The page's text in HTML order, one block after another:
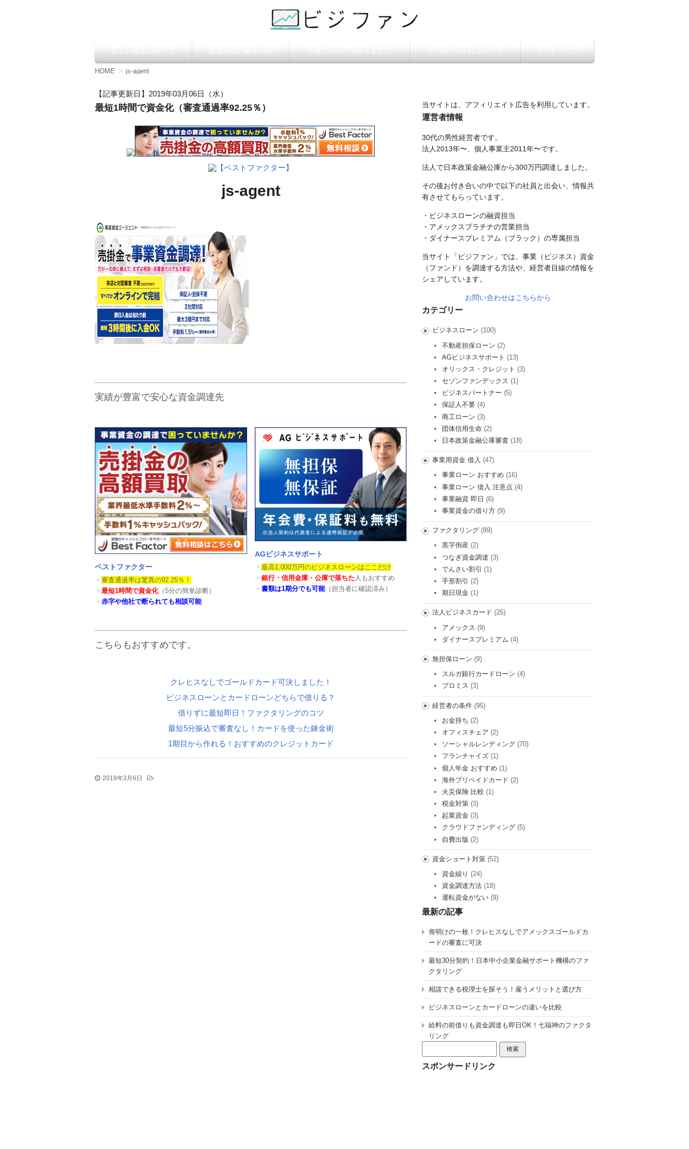
資金調達の方法【ビジファン】
ン
テ
ツ
へ
移
HOME js-agent
【記事更新日】2019年03月06日（水）
最短1時間で資金化（審査通過率92.25％）
【ベストファクター】
js-agent
実績が豊富で安心な資金調達先
ベストファクター
・ 審査通過率は驚異の92.25％！
・ 最短1時間で資金化（5分の簡単診断）
・ 赤字や他社で断られても相談可能
AGビジネスサポート
・ 最高1,000万円のビジネスローンはここだけ
・ 銀行・信用金庫・公庫で落ちた 人もおすすめ
・ 書類は1期分でも可能 （担当者に確認済み）
こちらもおすすめです。
クレヒスなしでゴールドカード可決しました！
ビジネスローンとカードローンどちらで借りる？
借りずに最短即日！ファクタリングのコツ
最短5分振込で審査なし！カードを使った錬金術
1期目から作れる！おすすめのクレジットカード
2019年3月6日
当サイトは、アフィリエイト広告を利用しています。
運営者情報
30代の男性経営者です。
法人2013年〜、個人事業主2011年〜です。
法人で日本政策金融公庫から300万円調達しました。
その後お付き合いの中で以下の社員と出会い、情報共
有させてもらっています。
・ビジネスローンの融資担当
・アメックスプラチナの営業担当
・ダイナースプレミアム（ブラック）の専属担当
当サイト「ビジファン」では、事業（ビジネス）資金
（ファンド）を調達する方法や、経営者目線の情報を
シェアしています。
お問い合わせはこちらから
カテゴリー
ビジネスローン (100)
不動産担保ローン (2)
AGビジネスサポート (13)
オリックス・クレジット (3)
セゾンファンデックス (1)
ビジネスパートナー (5)
保証人不要 (4)
商工ローン (3)
団体信用生命 (2)
日本政策金融公庫審査 (18)
事業用資金 借入 (47)
事業ローン おすすめ (16)
事業ローン 借入 注意点 (4)
事業融資 即日 (6)
事業資金の借り方 (9)
ファクタリング(89)
黒字倒産 (2)
つなぎ資金調達 (3)
でんさい割引 (1)
手形割引
(2)
期日現金 (1)
法人ビジネスカード (26)
アメックス (9)
ダイナースプレミアム (4)
無担保ローン (9)
スルガ銀行カードローン (4)
プロミス (3)
経営者の条件(95)
お金持ち (2)
オフィスチェア (2)
ソーシャルレンディング (70)
フランチャイズ (1)
個人年金 おすすめ (1)
海外プリペイドカード (2)
火災保険 比較 (1)
税金対策 (3)
起業資金 (3)
クラウドファンディング (5)
自費出版 (2)
資金ショート対策(52)
資金繰り (24)
資金調達方法 (18)
運転資金がない (9)
最新の記事
喪明けの一枚！クレヒスなしでアメックスゴールドカ
ードの審査に可決
最短30分契約！日本中小企業金融サポート機構のファ
クタリング
相談できる税理士を探そう！雇うメリットと選び方
ビジネスローンとカードローンの違いを比較
給料の前借りも資金調達も即日OK！七福神のファクタ
リング
索:
スポンサードリンク